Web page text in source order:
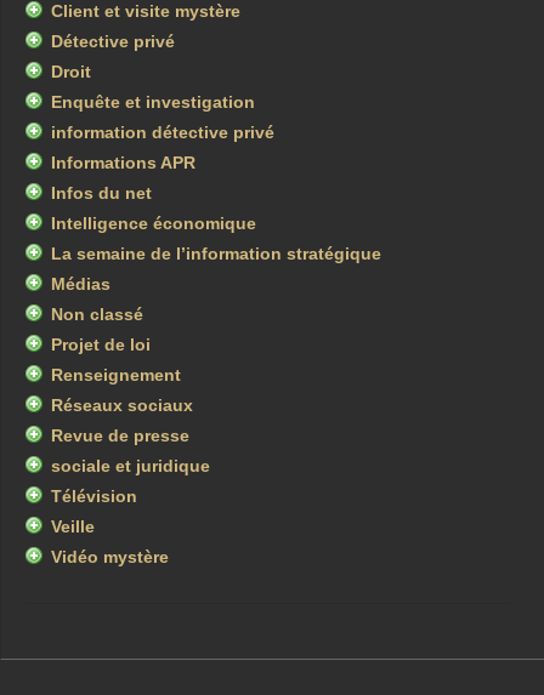
Client et visite mystère
Détective privé
Droit
Enquête et investigation
information détective privé
Informations APR
Infos du net
Intelligence économique
La semaine de l’information stratégique
Médias
Non classé
Projet de loi
Renseignement
Réseaux sociaux
Revue de presse
sociale et juridique
Télévision
Veille
Vidéo mystère